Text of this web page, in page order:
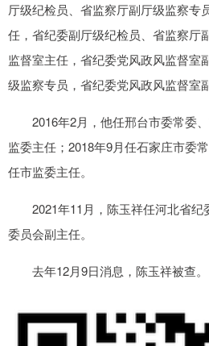
厅级纪检员、省监察厅副厅级监察专
任，省纪委副厅级纪检员、省监察厅
监督室主任，省纪委党风政风监督室
级监察专员，省纪委党风政风监督室
2016年2月，他任邢台市委常委、
监委主任；2018年9月任石家庄市委
任市监委主任。
2021年11月，陈玉祥任河北省纪
委员会副主任。
去年12月9日消息，陈玉祥被查。